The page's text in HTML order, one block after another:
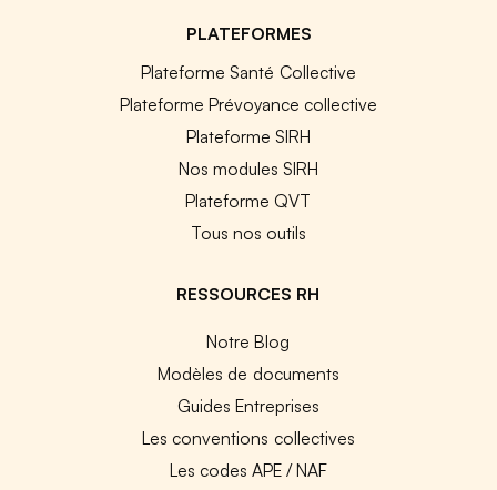
PLATEFORMES
Plateforme Santé Collective
Plateforme Prévoyance collective
Plateforme SIRH
Nos modules SIRH
Plateforme QVT
Tous nos outils
RESSOURCES RH
Notre Blog
Modèles de documents
Guides Entreprises
Les conventions collectives
Les codes APE / NAF